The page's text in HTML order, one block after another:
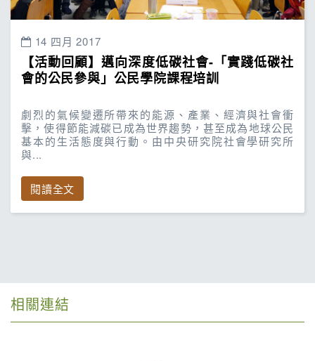
14 四月 2017
【活動回顧】邁向深度低碳社會-「實踐低碳社
會的公民參與」公民學院課程培訓
劇烈的氣候變遷所帶來的能源、產業、經濟與社會衝
擊，使得節能減碳已成為世界趨勢，甚至成為地球公民
基本的生活態度與行動。由中央研究院社會學研究所
與...
閱讀全文
相關連結